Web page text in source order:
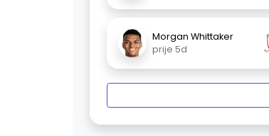
Morgan Whittaker
prije 5d